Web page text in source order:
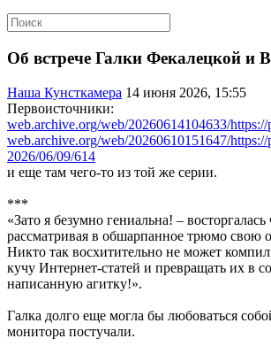
Об встрече Галки Фекалецкой и
Наша Кунсткамера 14 июня 2026, 15:55
Первоисточники:
web.archive.org/web/20260614104633/
web.archive.org/web/20260610151647/https://
2026/06/09/614
и еще там чего-то из той же серии.
***
«Зато я безумно гениальна! –
рассматривая в обшарпанное трюмо свою
Никто так восхитительно не может
кучу Интернет-статей и превращать их в
написанную агитку!».
Галка долго еще могла бы любоваться
монитора постучали.